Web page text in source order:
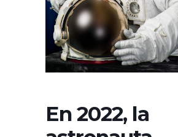
En 2022, la